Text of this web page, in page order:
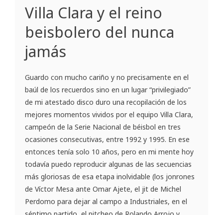
Villa Clara y el reino
beisbolero del nunca
jamás
Guardo con mucho cariño y no precisamente en el
baúl de los recuerdos sino en un lugar “privilegiado”
de mi atestado disco duro una recopilación de los
mejores momentos vividos por el equipo Villa Clara,
campeón de la Serie Nacional de béisbol en tres
ocasiones consecutivas, entre 1992 y 1995. En ese
entonces tenía solo 10 años, pero en mi mente hoy
todavía puedo reproducir algunas de las secuencias
más gloriosas de esa etapa inolvidable (los jonrones
de Víctor Mesa ante Omar Ajete, el jit de Michel
Perdomo para dejar al campo a Industriales, en el